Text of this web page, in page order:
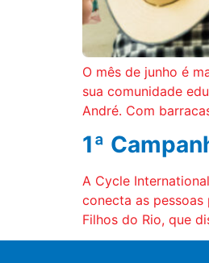
O mês de junho é
sua comunidade
André. Com
1ª
A Cycle
conecta as
Filhos do Rio, que